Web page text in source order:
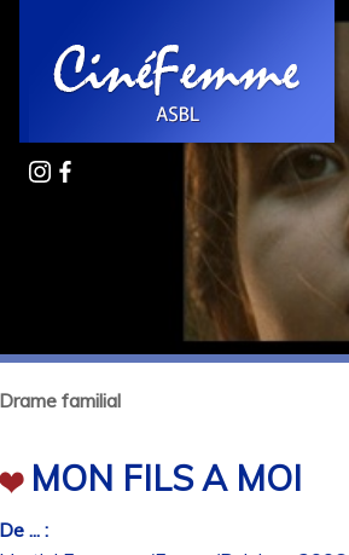
familial
MON FILS A MOI
... :